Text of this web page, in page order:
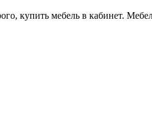
купить мебель в кабинет.